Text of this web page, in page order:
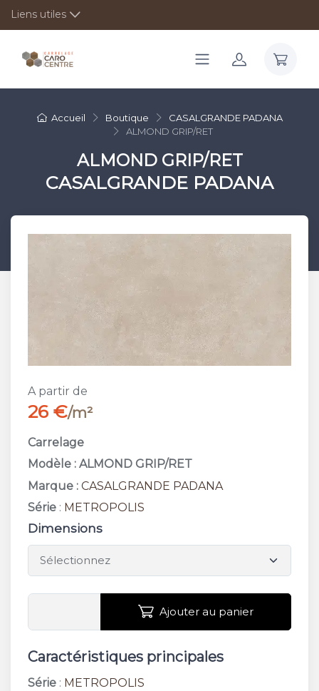
Liens utiles
Accueil Boutique
CASALGRANDE PADANA
ALMOND GRIP/RET
ALMOND GRIP/RET
CASALGRANDE PADANA
A partir de
26 €/m²
Carrelage
Modèle : ALMOND GRIP/RET
Marque : CASALGRANDE PADANA
Série : METROPOLIS
Dimensions
Ajouter au panier
Caractéristiques principales
Série : METROPOLIS